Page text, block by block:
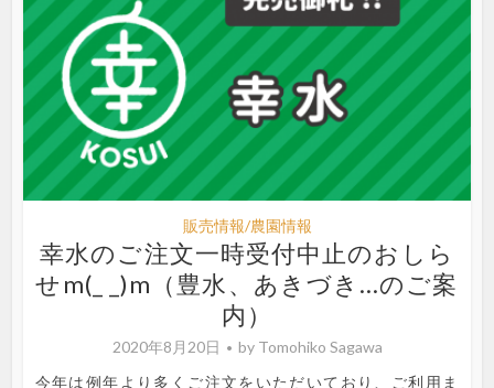
販売情報/農園情報
幸水のご注文一時受付中止のおしら
せm(_ _)m（豊水、あきづき…のご案
内）
2020年8月20日 by Tomohiko Sagawa
今年は例年より多くご注文をいただいており、ご利用ま